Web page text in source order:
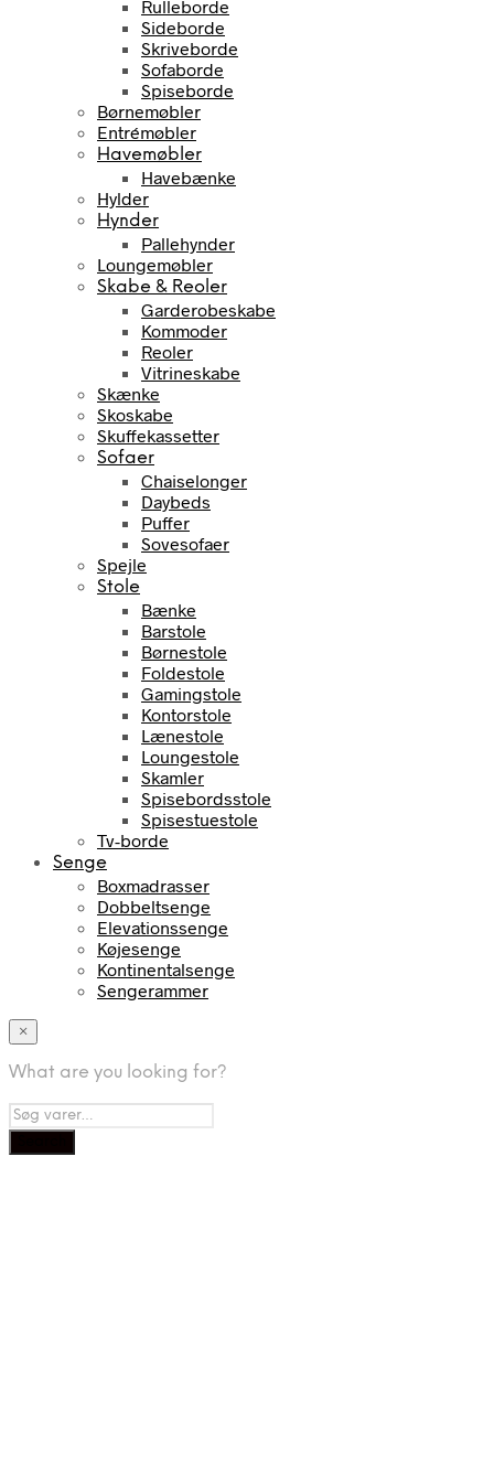
Rulleborde
Sideborde
Skriveborde
Sofaborde
Spiseborde
Børnemøbler
Entrémøbler
Havemøbler
Havebænke
Hylder
Hynder
Pallehynder
Loungemøbler
Skabe & Reoler
Garderobeskabe
Kommoder
Reoler
Vitrineskabe
Skænke
Skoskabe
Skuffekassetter
Sofaer
Chaiselonger
Daybeds
Puffer
Sovesofaer
Spejle
Stole
Bænke
Barstole
Børnestole
Foldestole
Gamingstole
Kontorstole
Lænestole
Loungestole
Skamler
Spisebordsstole
Spisestuestole
Tv-borde
Senge
Boxmadrasser
Dobbeltsenge
Elevationssenge
Køjesenge
Kontinentalsenge
Sengerammer
×
What are you looking for?